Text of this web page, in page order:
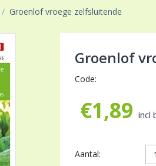
/ Groenlof vroege zelfsluitende
Groenlof
Code:
€1,89 incl
Aantal: